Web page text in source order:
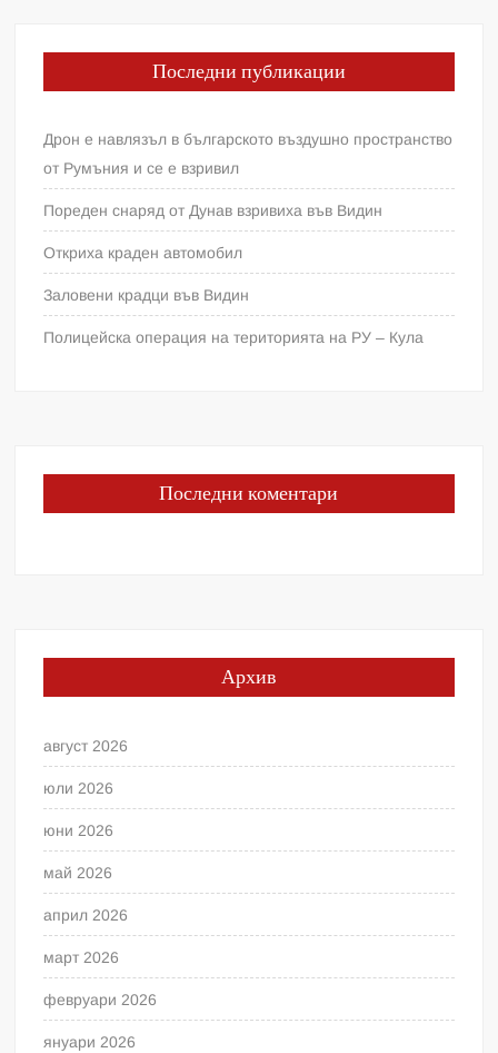
Последни публикации
Дрон е навлязъл в българското въздушно пространство
от Румъния и се е взривил
Пореден снаряд от Дунав взривиха във Видин
Откриха краден автомобил
Заловени крадци във Видин
Полицейска операция на територията на РУ – Кула
Последни коментари
Архив
август 2026
юли 2026
юни 2026
май 2026
април 2026
март 2026
февруари 2026
януари 2026